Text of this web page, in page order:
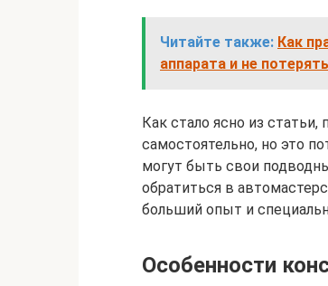
Читайте также: Как
аппарата и не
Как стало ясно из
самостоятельно, но это
могут быть свои
обратиться в
больший опыт и
Особенности